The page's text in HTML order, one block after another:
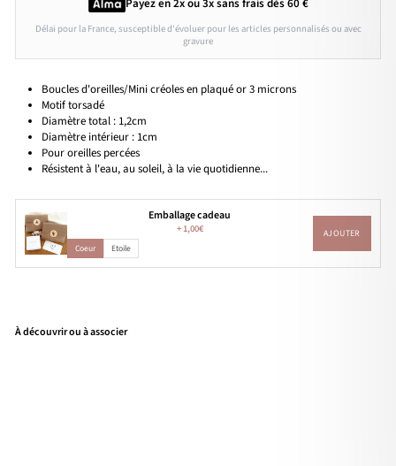
Délai pour la France, susceptible d'évoluer pour les articles personnalisés ou avec
gravure
Boucles d'oreilles/Mini créoles en plaqué or 3 microns
Motif torsadé
Diamètre total : 1,2cm
Diamètre intérieur : 1cm
Pour oreilles percées
Résistent à l'eau, au soleil, à la vie quotidienne...
Emballage cadeau
+1,00€
Coeur Etoile
AJOUTER
À découvrir ou à associer